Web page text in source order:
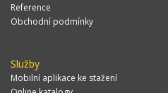
Reference
Obchodní podmínky
Služby
Mobilní aplikace ke stažení